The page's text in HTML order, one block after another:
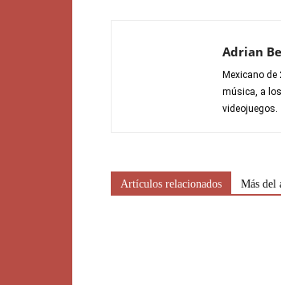
Adrian
Mexicano
música, a
videojuegos.
Artículos relacionados Más del